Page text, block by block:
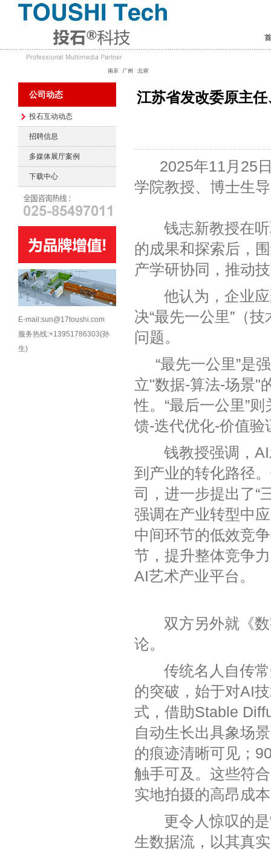
公司动态
投石互动动态
招聘信息
多媒体展厅案例
下载中心
E-mail:sun@17toushi.com
服务热线:+13951786303(孙
生)
江苏省发改委原主
2025年11月25日
学院教授、博士生
钱志新教授在听
的成果和探索后，
产学研协同，推动
他认为，企业应
决“最先一公里”（
问题。
“最先一公里”是
立"数据-算法-场景"
性。“最后一公里”
馈-迭代优化-价值
钱教授强调，AI
到产业的转化路径
司，进一步提出了“
强调在产业转型中
中间环节的低效竞
节，提升整体竞争
AI艺术产业平台。
双方另外就《数
论。
传统名人自传常
的突破，始于对AI
式，借助Stable
自动生长出具象场
的痕迹清晰可见；
触手可及。这些符
实地拍摄的高昂成
更令人惊叹的是“
生数据流，以其真